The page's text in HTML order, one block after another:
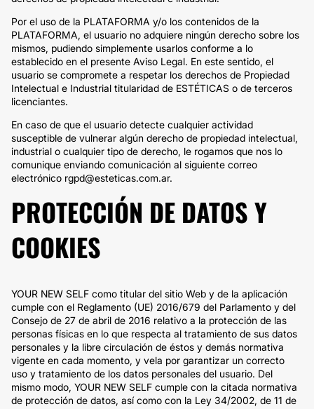
Por el uso de la PLATAFORMA y/o los contenidos de la
PLATAFORMA, el usuario no adquiere ningún derecho sobre los
mismos, pudiendo simplemente usarlos conforme a lo
establecido en el presente Aviso Legal. En este sentido, el
usuario se compromete a respetar los derechos de Propiedad
Intelectual e Industrial titularidad de ESTÉTICAS o de terceros
licenciantes.
En caso de que el usuario detecte cualquier actividad
susceptible de vulnerar algún derecho de propiedad intelectual,
industrial o cualquier tipo de derecho, le rogamos que nos lo
comunique enviando comunicación al siguiente correo
electrónico rgpd@esteticas.com.ar.
PROTECCIÓN DE DATOS Y
COOKIES
YOUR NEW SELF como titular del sitio Web y de la aplicación
cumple con el Reglamento (UE) 2016/679 del Parlamento y del
Consejo de 27 de abril de 2016 relativo a la protección de las
personas físicas en lo que respecta al tratamiento de sus datos
personales y la libre circulación de éstos y demás normativa
vigente en cada momento, y vela por garantizar un correcto
uso y tratamiento de los datos personales del usuario. Del
mismo modo, YOUR NEW SELF cumple con la citada normativa
de protección de datos, así como con la Ley 34/2002, de 11 de